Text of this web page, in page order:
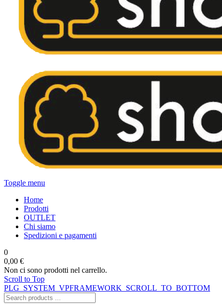
Toggle menu
Home
Prodotti
OUTLET
Chi siamo
Spedizioni e pagamenti
0
0,00 €
Non ci sono prodotti nel carrello.
Scroll to Top
PLG_SYSTEM_VPFRAMEWORK_SCROLL_TO_BOTTOM